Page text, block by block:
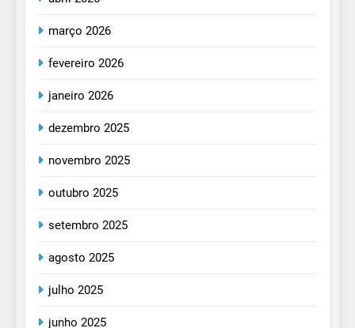
março 2026
fevereiro 2026
janeiro 2026
dezembro 2025
novembro 2025
outubro 2025
setembro 2025
agosto 2025
julho 2025
junho 2025